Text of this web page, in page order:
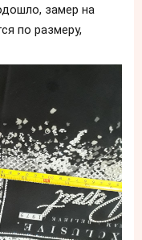
замер на
по размеру,